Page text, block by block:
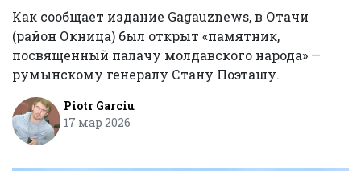
Как сообщает издание Gagauznews, в Отачи
(район Окница) был открыт «памятник,
посвященный палачу молдавского народа» —
румынскому генералу Стану Поэташу.
Piotr Garciu
17 мар 2026